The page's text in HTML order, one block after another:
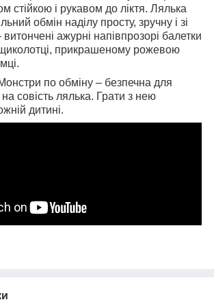
стійкою і рукавом до ліктя. Лялька
обмін наділу просту, зручну і зі
витончені ажурні напівпрозорі балетки
щиколотці, прикрашеному рожевою
по обміну – безпечна для
совість лялька. Грати з нею
дитині.